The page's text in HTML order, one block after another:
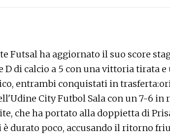
Futsal ha aggiornato il suo score
D di calcio a 5 con una vittoria tirata e
entrambi conquistati in
City Futbol Sala con un 7-6 in
che ha portato alla doppietta di
durato poco, accusando il ritorno